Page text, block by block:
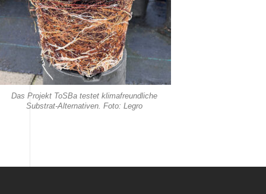
Das Projekt ToSBa testet klimafreundliche
Substrat-Alternativen. Foto: Legro